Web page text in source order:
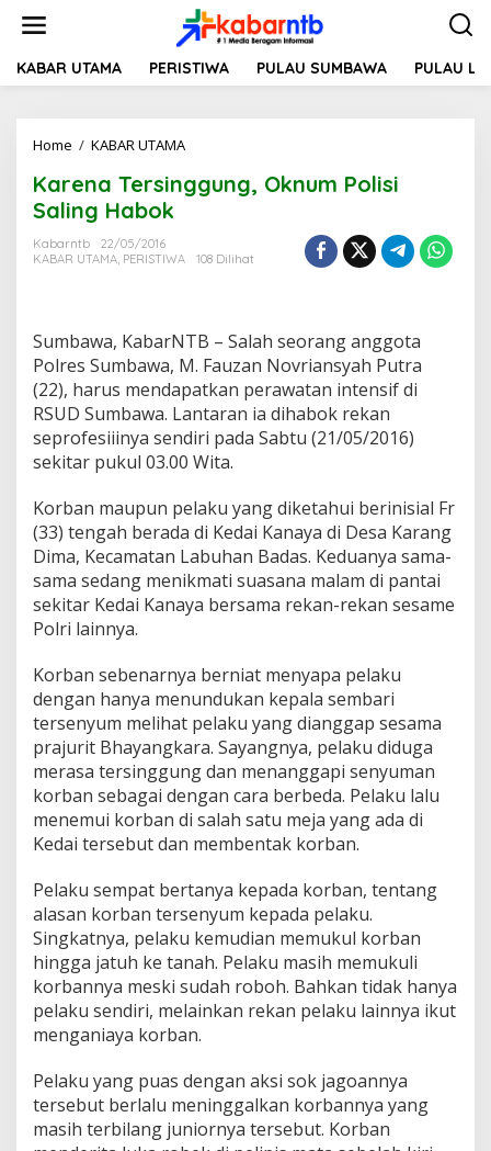
t
KABAR UTAMA PERISTIWA PULAU SUMBAWA PULAU
Home / KABAR UTAMA
r
i
n
g
g
u
n
g
O
k
n
u
m
P
o
s
i
S
a
l
i
n
g
H
a
o
k
Karena Tersinggung, Oknum Polisi
Saling Habok
Kabarntb
22/05/2016
KABAR UTAMA, PERISTIWA 108 Dilihat
Sumbawa, KabarNTB – Salah seorang anggota
Polres Sumbawa, M. Fauzan Novriansyah Putra
(22), harus mendapatkan perawatan intensif di
RSUD Sumbawa. Lantaran ia dihabok rekan
seprofesiiinya sendiri pada Sabtu (21/05/2016)
sekitar pukul 03.00 Wita.
Korban maupun pelaku yang diketahui berinisial Fr
(33) tengah berada di Kedai Kanaya di Desa Karang
Dima, Kecamatan Labuhan Badas. Keduanya sama-
sama sedang menikmati suasana malam di pantai
sekitar Kedai Kanaya bersama rekan-rekan sesame
Polri lainnya.
Korban sebenarnya berniat menyapa pelaku
dengan hanya menundukan kepala sembari
tersenyum melihat pelaku yang dianggap sesama
prajurit Bhayangkara. Sayangnya, pelaku diduga
merasa tersinggung dan menanggapi senyuman
korban sebagai dengan cara berbeda. Pelaku lalu
menemui korban di salah satu meja yang ada di
Kedai tersebut dan membentak korban.
Pelaku sempat bertanya kepada korban, tentang
alasan korban tersenyum kepada pelaku.
Singkatnya, pelaku kemudian memukul korban
hingga jatuh ke tanah. Pelaku masih memukuli
korbannya meski sudah roboh. Bahkan tidak hanya
pelaku sendiri, melainkan rekan pelaku lainnya ikut
menganiaya korban.
Pelaku yang puas dengan aksi sok jagoannya
tersebut berlalu meninggalkan korbannya yang
masih terbilang juniornya tersebut. Korban